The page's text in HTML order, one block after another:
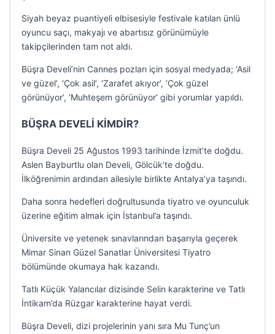
Siyah beyaz puantiyeli elbisesiyle festivale katılan ünlü
oyuncu saçı, makyajı ve abartısız görünümüyle
takipçilerinden tam not aldı.
Büşra Develi’nin Cannes pozları için sosyal medyada; ‘Asil
ve güzel’, ‘Çok asil’, ‘Zarafet akıyor’, ‘Çok güzel
görünüyor’, ‘Muhteşem görünüyor’ gibi yorumlar yapıldı.
BÜŞRA DEVELİ KİMDİR?
Büşra Develi 25 Ağustos 1993 tarihinde İzmit’te doğdu.
Aslen Bayburtlu olan Develi, Gölcük’te doğdu.
İlköğrenimin ardından ailesiyle birlikte Antalya’ya taşındı.
Daha sonra hedefleri doğrultusunda tiyatro ve oyunculuk
üzerine eğitim almak için İstanbul’a taşındı.
Üniversite ve yetenek sınavlarından başarıyla geçerek
Mimar Sinan Güzel Sanatlar Üniversitesi Tiyatro
bölümünde okumaya hak kazandı.
Tatlı Küçük Yalancılar dizisinde Selin karakterine ve Tatlı
İntikam’da Rüzgar karakterine hayat verdi.
Büşra Develi, dizi projelerinin yanı sıra Mu Tunç’un